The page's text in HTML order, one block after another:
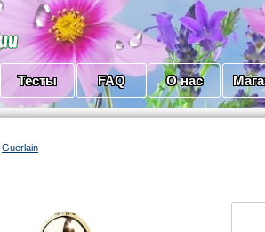
Тесты FAQ О нас
Guerlain